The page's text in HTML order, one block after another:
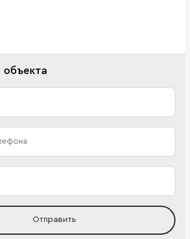
объекта
Отправить